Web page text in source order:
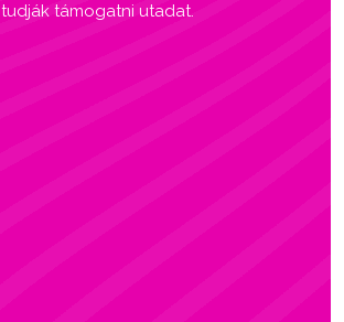
tudják támogatni utadat.